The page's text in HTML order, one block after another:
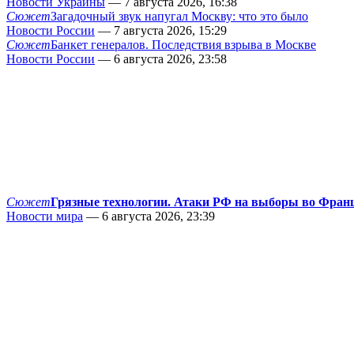
СюжетЗагадочный звук напугал Москву: что это было
Новости России — 7 августа 2026, 15:29
СюжетБанкет генералов. Последствия взрыва в Москве
Новости России — 6 августа 2026, 23:58
СюжетГрязные технологии. Атаки РФ на выборы во
Новости мира — 6 августа 2026, 23:39